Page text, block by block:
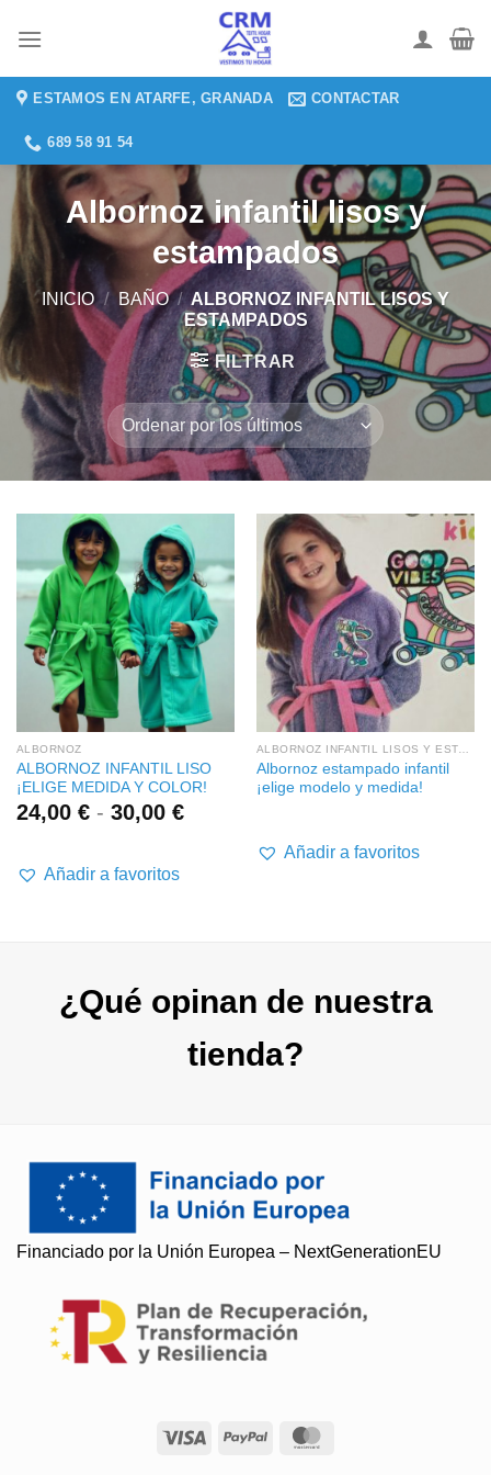
ESTAMOS EN ATARFE, GRANADA CONTACTAR
689 58 91 54
Albornoz infantil lisos y
estampados
INICIO / BAÑO / ALBORNOZ INFANTIL LISOS Y
ESTAMPADOS
FILTRAR
ALBORNOZ
ALBORNOZ INFANTIL LISO
¡ELIGE MEDIDA Y COLOR!
24,00 € - 30,00 €Rango
precios:
Añadir a favoritos
ALBORNOZ INFANTIL LISOS Y ESTAMPADOS
Albornoz estampado infantil
¡elige modelo y medida!
Añadir a favoritos
¿Qué opinan de nuestra
tienda?
Financiado por la Unión Europea – NextGenerationEU
Resuelvo todas tus preguntas